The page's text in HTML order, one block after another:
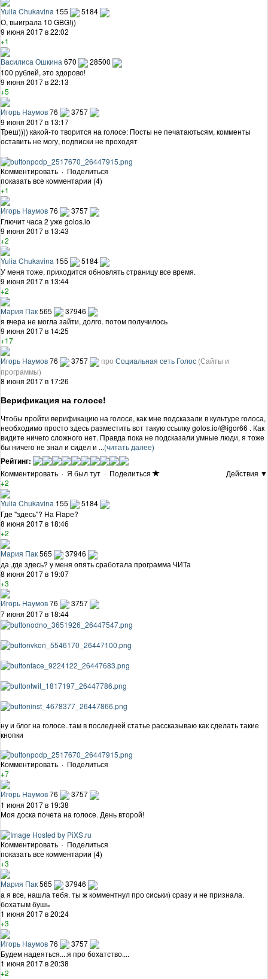
Yulia Chukavina 155
5184
О, выиграла 10 GBG!))
9 июня 2017 в 22:02
+1
Василиса Ошкина 670
28500
100 рублей, это здорово!
9 июня 2017 в 22:13
+5
Игорь Наумов76
3757
9 июня 2017 в 13:17
Треш)))) какой-то творится на голосе: Посты не печатаютьсям, комменты
оставить не могу, подписки не проходят
Комментировать · Поделиться
показать все комментарии (4)
+1
Игорь Наумов76
3757
Глючит часа 2 уже golos.io
9 июня 2017 в 13:43
+2
Yulia Chukavina 155
5184
У меня тоже, приходится обновлять страницу все время.
9 июня 2017 в 13:44
+2
Мария Пак565
37946
я вчера не могла зайти, долго. потом получилось
9 июня 2017 в 14:25
+17
Игорь Наумов76 3757 про Социальная сеть Голос (Сайты и
программы)
8 июня 2017 в 17:26
Верификация на голосе!
Чтобы пройти верификацию на голосе, как мне подсказали в культуре голоса,
необходимо просто здесь разместить вот такую ссылку golos.io/@igor66 . Как
видите ничего сложного нет. Правда пока не подсказали умные люди, я тоже
бы ничего не знал и сидел и ...(читать далее)
Рейтинг:
Комментировать · Я был тут · Поделиться
Действия ▼
+2
Yulia Chukavina 155
5184
Где "здесь"? На Flapе?
8 июня 2017 в 18:46
+2
Мария Пак565
37946
да ,где здесь? у меня опять сработала программа ЧИТа
8 июня 2017 в 19:07
+3
Игорь Наумов76
3757
7 июня 2017 в 18:44
ну и блог на голосе..там в последней статье рассказываю как сделать такие
кнопки
Комментировать · Поделиться
+7
Игорь Наумов76
3757
1 июня 2017 в 19:38
Моя доска почета на голосе. День второй!
Комментировать · Поделиться
показать все комментарии (4)
+3
Мария Пак565
37946
а я все, нашла тебя. ты ж комментнул про сиськи) сразу и не признала.
бохатым бушь
1 июня 2017 в 20:24
+3
Игорь Наумов76
3757
Будем надеяться....я про бохатство....
1 июня 2017 в 20:38
+2